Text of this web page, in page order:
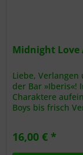
Midnight Love
Liebe,
der Bar »Iberis«!
Charaktere
Boys bis frisch
16,00 € *